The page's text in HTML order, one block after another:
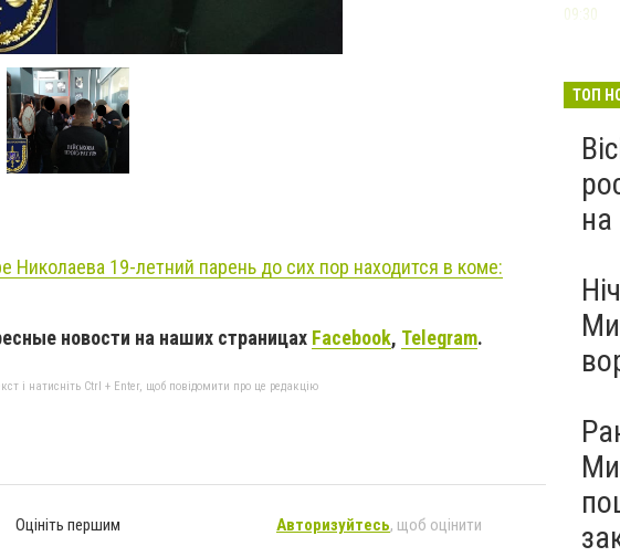
Николаева 19-летний парень до сих пор находится в коме:
новости на наших страницах Facebook, Telegram.
і натисніть Ctrl + Enter, щоб повідомити про це редакцію
Оцініть першим Авторизуйтесь, щоб оцінити
09:30
ТОП